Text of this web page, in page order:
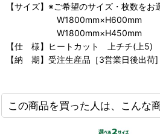
【サイズ】※ご希望のサイズ・
W1800mm×H450mm
【仕 様】ヒートカット 上チチ(上5)
【納 期】受注生産品［3営業日後出荷]
この商品を買った人は、こんな